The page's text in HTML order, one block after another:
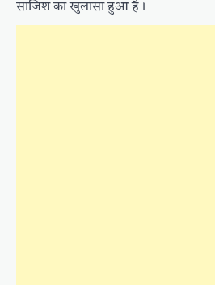
साजिश का खुलासा हुआ है।